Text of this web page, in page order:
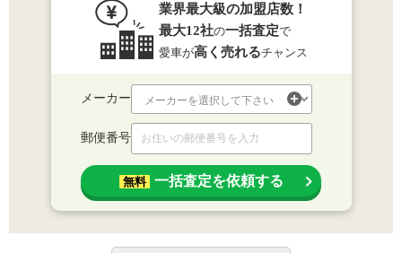
業界最大級の加盟店数！
最大12社の一括査定で
愛車が高く売れるチャンス
メーカー
郵便番号
無料 一括査定を依頼する